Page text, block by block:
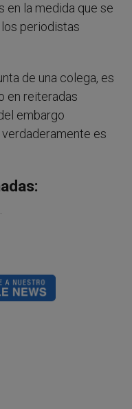
en la medida que se
periodistas
de una colega, es
en reiteradas
embargo
es